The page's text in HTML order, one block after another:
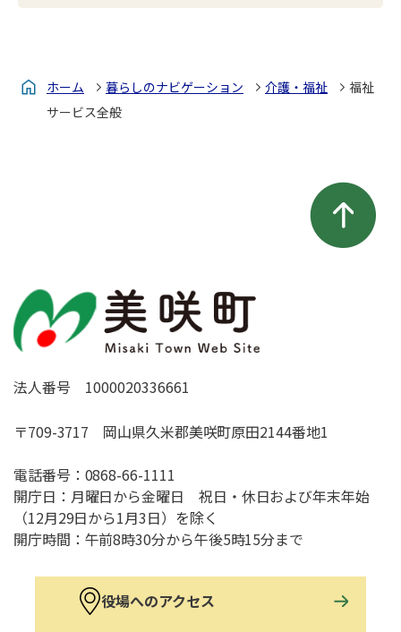
ホーム 暮らしのナビゲーション 介護・福祉
福祉
サービス全般
法人番号 1000020336661
〒709-3717 岡山県久米郡美咲町原田2144番地1
電話番号： 0868-66-1111
開庁日：月曜日から金曜日 祝日・休日および年末年始
（12月29日から1月3日）を除く
開庁時間：午前8時30分から午後5時15分まで
役場へのアクセス